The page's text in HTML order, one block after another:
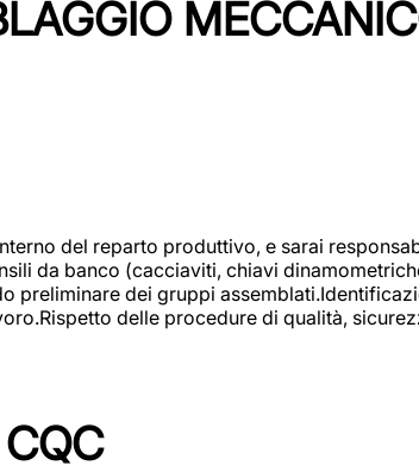
del reparto produttivo, e sarai
da banco (cacciaviti, chiavi
preliminare dei gruppi
delle procedure di qualità,